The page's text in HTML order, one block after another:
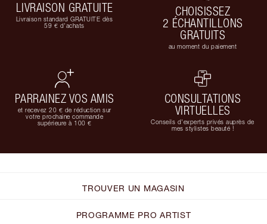
LIVRAISON GRATUITE
Livraison standard GRATUITE dès
59 € d'achats
CHOISISSEZ
2 ÉCHANTILLONS
GRATUITS
au moment du paiement
PARRAINEZ VOS AMIS
et recevez 20 € de réduction sur
votre prochaine commande
supérieure à 100 €
CONSULTATIONS
VIRTUELLES
Conseils d'experts privés auprès de
mes stylistes beauté !
TROUVER UN MAGASIN
PROGRAMME PRO ARTIST